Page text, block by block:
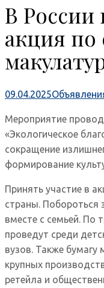
В России
акция по
09.04.2025
Мероприятие
«Экологическое
сокращение
формирование
Принять участие в
страны. Побороться
вместе с семьей. По
проведут среди
вузов. Также бумагу
крупных
ретейла и